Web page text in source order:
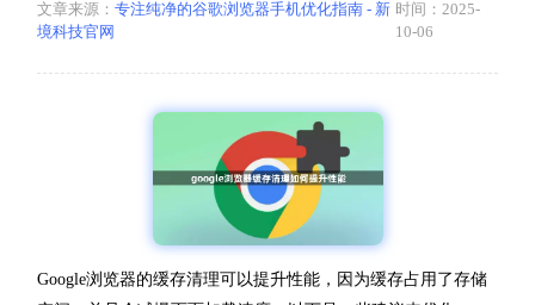
文章来源： 专注纯净的谷歌浏览器手机优化指南 - 新
境科技官网
时间：2025-
10-06
Google浏览器的缓存清理可以提升性能，因为缓存占用了存储